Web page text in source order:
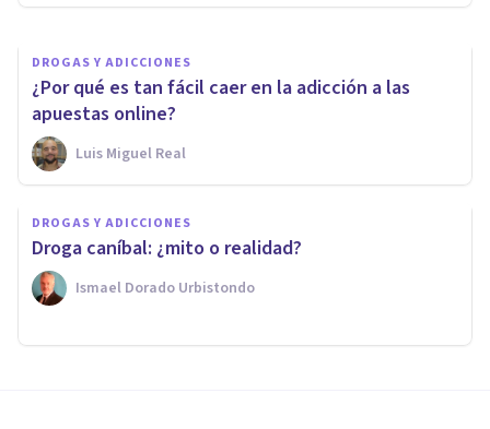
DROGAS Y ADICCIONES
¿Por qué es tan fácil caer en la adicción a las
apuestas online?
Luis Miguel Real
DROGAS Y ADICCIONES
Droga caníbal: ¿mito o realidad?
Ismael Dorado Urbistondo